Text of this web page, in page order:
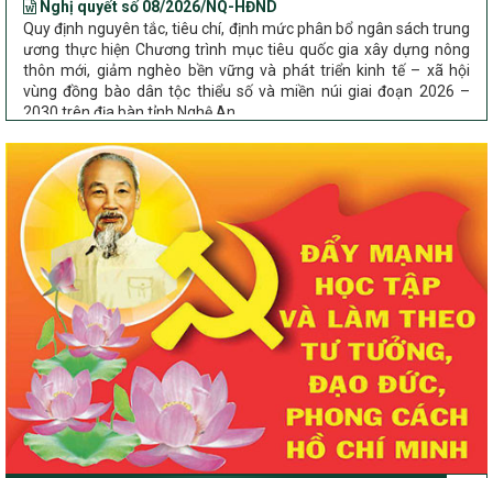
Quy định nguyên tắc, tiêu chí, định mức phân bổ ngân sách trung
ương thực hiện Chương trình mục tiêu quốc gia xây dựng nông
thôn mới, giảm nghèo bền vững và phát triển kinh tế – xã hội
vùng đồng bào dân tộc thiểu số và miền núi giai đoạn 2026 –
2030 trên địa bàn tỉnh Nghệ An
Chỉ Thị số 22-CT/TU
về đẩy mạnh thực hiện Chương trình mục tiêu quốc gia xây dựng
nông thôn mới, giảm nghèo bền vững và phát triển kinh tế – xã
hội vùng đồng bào dân tộc thiểu số và miền núi giai đoạn 2026 –
2030 trên địa bàn tỉnh Nghệ An
Quyết định số 2490/QĐ-UBND
Về việc thành lập Ban Chỉ đạo Chương trình mục tiều quốc gia xây
dựng nông thôn mới, giảm nghèo bền vững và phát triển kinh tế –
xã hội vùng đồng bào dân tộc thiểu số và miền núi giai đoạn 2026
-2030 tỉnh Nghệ An
Thông tư Số 23/2026/TT-BNNMT
Thông tư Hướng dẫn thực hiện một số nội dung Chương trình
mục tiêu quốc gia xây dựng nông thôn mới, giảm nghèo bền
vững và phát triển kinh tế – xã hội vùng đồng bào dân tộc thiểu
số và miền núi giai đoạn 2026-2030 thuộc phạm vi quản lý nhà
nước của Bộ Nông nghiệp và Môi trường